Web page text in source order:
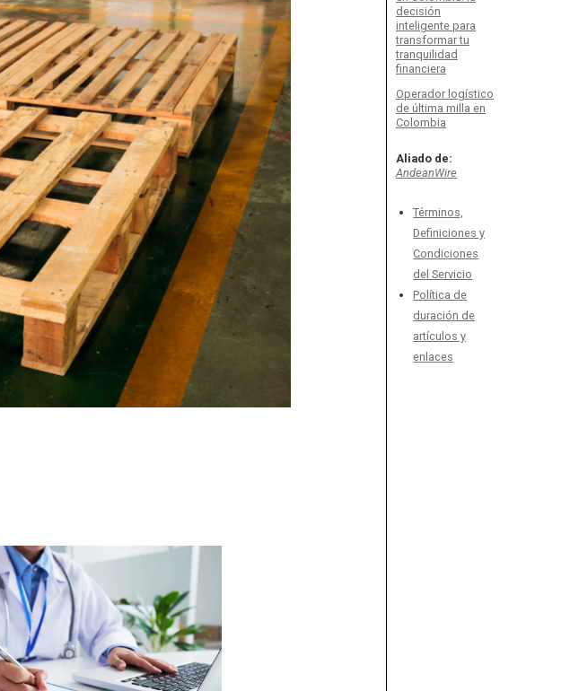
decisión
inteligente para
transformar tu
tranquilidad
financiera
Operador logístico
de última milla en
Colombia
Aliado de:
AndeanWire
Términos,
Definiciones y
Condiciones
del Servicio
Política de
duración de
artículos y
enlaces